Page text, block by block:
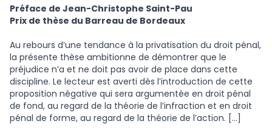
Préface de Jean-Christophe Saint-Pau
Prix de thèse du Barreau de Bordeaux
Au rebours d’une tendance à la privatisation du droit pénal,
la présente thèse ambitionne de démontrer que le
préjudice n’a et ne doit pas avoir de place dans cette
discipline. Le lecteur est averti dès l’introduction de cette
proposition négative qui sera argumentée en droit pénal
de fond, au regard de la théorie de l’infraction et en droit
pénal de forme, au regard de la théorie de l’action. […]